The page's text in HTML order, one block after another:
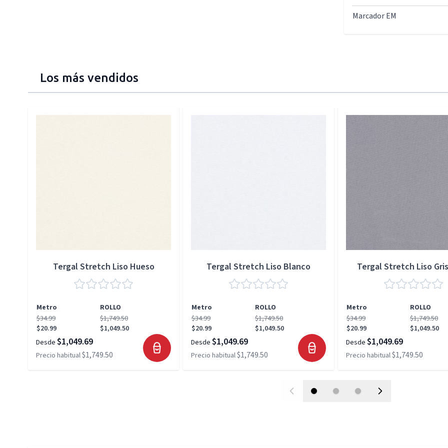
Marcador EM
Los más vendidos
Tergal Stretch Liso Hueso
Metro
ROLLO
$34.99
$20.99
$1,749.50
$1,049.50
Desde $1,049.69
Precio habitual$1,749.50
Tergal Stretch Liso Blanco
Metro
ROLLO
$34.99
$20.99
$1,749.50
$1,049.50
Desde $1,049.69
Precio habitual$1,749.50
Tergal Stretch Liso
Metro
ROLLO
$34.99
$20.99
$1,749.50
$1,049.50
Desde $1,049.69
Precio habitual$1,749.50